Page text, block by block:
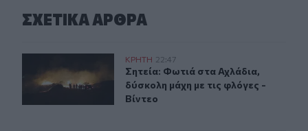
ΣΧΕΤΙΚA AΡΘΡΑ
Σητεία: Φωτιά στα Αχλάδια, δύσκολη μάχη με τις
ΚΡΗΤΗ 22:47
Σητεία: Φωτιά στα Αχλάδια,
Σητεία: Φωτιά στα Αχλάδια,
δύσκολη μάχη με τις φλόγες -
Βίντεο